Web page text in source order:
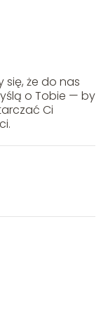
się, że do nas
o Tobie — by
Ci